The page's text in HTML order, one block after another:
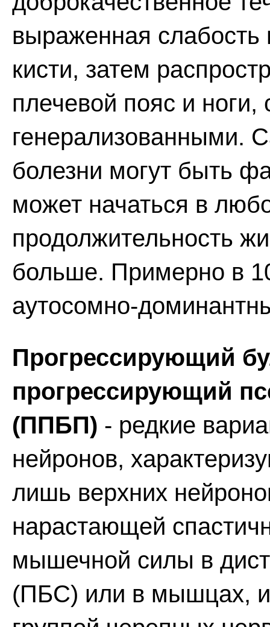
выраженная
кисти, затем
плечевой пояс и ноги,
генерализованными.
болезни могут быть
может начаться в
продолжительность
больше. Примерно в
аутосомно-
Прогрессирующий
прогрессирующий
(ППБП) - редкие
нейронов,
лишь верхних
нарастающей
мышечной силы в
(ПБС) или в мышцах,